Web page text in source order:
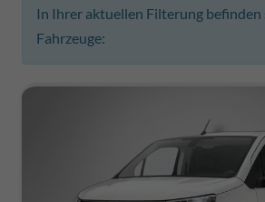
In Ihrer aktuellen Filterung befinden
Fahrzeuge: